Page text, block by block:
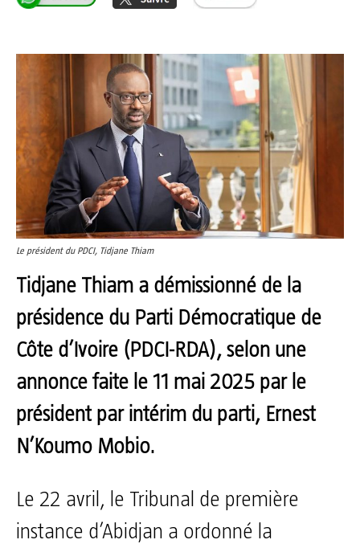
Le président du PDCI, Tidjane Thiam
Tidjane Thiam a démissionné de la
présidence du Parti Démocratique de
Côte d’Ivoire (PDCI-RDA), selon une
annonce faite le 11 mai 2025 par le
président par intérim du parti, Ernest
N’Koumo Mobio.
Le 22 avril, le Tribunal de première
instance d’Abidjan a ordonné la